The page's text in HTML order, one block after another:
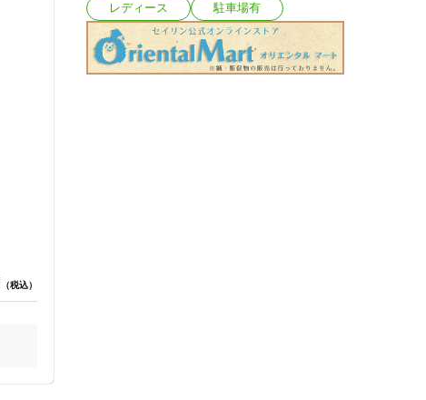
レディース
駐車場有
（税込）